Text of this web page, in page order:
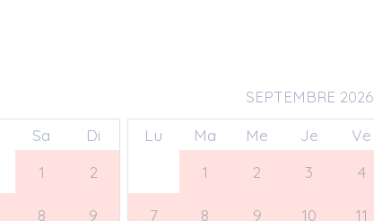
Sa
Di
1 2
8 9
SEPTEMBRE 2026
Lu Ma Me Je Ve
1 2 3 4
7 8 9 10 11